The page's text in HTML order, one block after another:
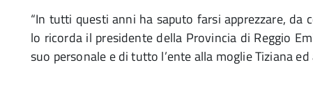
“In tutti questi anni ha saputo farsi apprezzare, da
lo ricorda il presidente della Provincia di Reggio
suo personale e di tutto l’ente alla moglie Tiziana